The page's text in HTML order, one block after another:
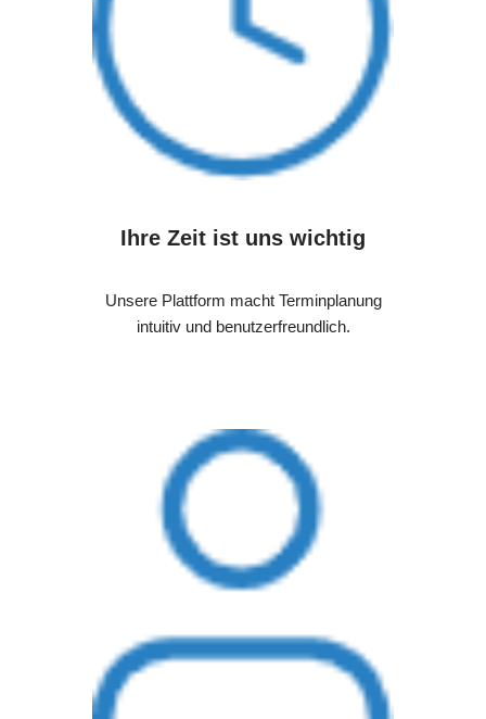
Ihre Zeit ist uns wichtig
Unsere Plattform macht Terminplanung
intuitiv und benutzerfreundlich.